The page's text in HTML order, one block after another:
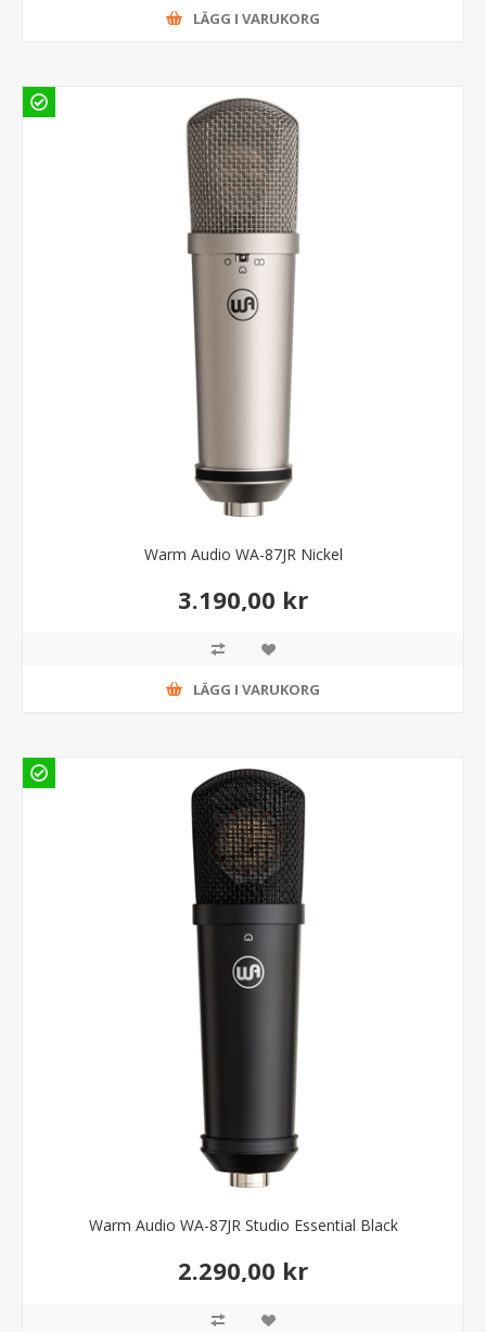
LÄGG I VARUKORG
Warm Audio WA-87JR Nickel
3.190,00 kr
LÄGG I VARUKORG
Warm Audio WA-87JR Studio Essential Black
2.290,00 kr